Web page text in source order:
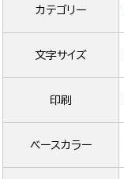
カテゴリー
文字サイズ
印刷
ベースカラー